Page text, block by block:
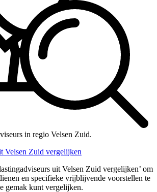
in regio Velsen Zuid.
Velsen Zuid vergelijken
uit Velsen Zuid vergelijken’ om
en specifieke vrijblijvende voorstellen te
gemak kunt vergelijken.